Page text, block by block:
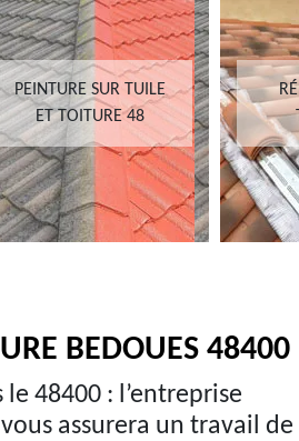
PEINTURE SUR TUILE
ET TOITURE 48
BEDOUES 48400
48400 : l’entreprise
assurera un travail de